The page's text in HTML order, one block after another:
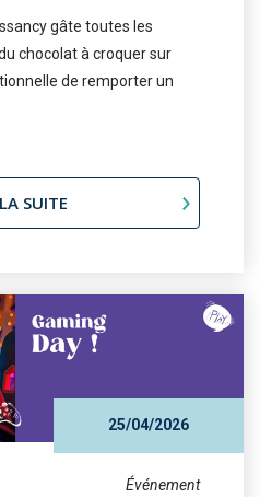
gâte toutes les
chocolat à croquer sur
de remporter un
SUITE
25/04/2026
Événement